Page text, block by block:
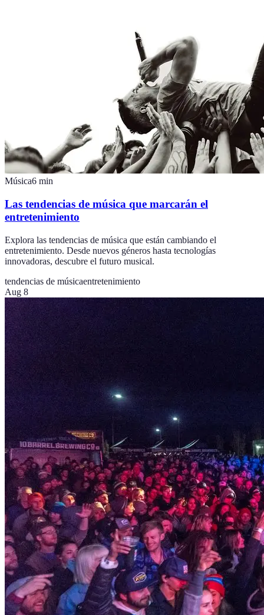
Música6 min
Las tendencias de música que marcarán el
entretenimiento
Explora las tendencias de música que están cambiando el
entretenimiento. Desde nuevos géneros hasta tecnologías
innovadoras, descubre el futuro musical.
tendencias de músicaentretenimiento
Aug 8